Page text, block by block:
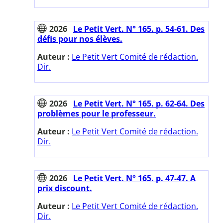
2026 Le Petit Vert. N° 165. p. 54-61. Des
défis pour nos élèves.
Auteur : Le Petit Vert Comité de rédaction.
Dir.
2026 Le Petit Vert. N° 165. p. 62-64. Des
problèmes pour le professeur.
Auteur : Le Petit Vert Comité de rédaction.
Dir.
2026 Le Petit Vert. N° 165. p. 47-47. A
prix discount.
Auteur : Le Petit Vert Comité de rédaction.
Dir.